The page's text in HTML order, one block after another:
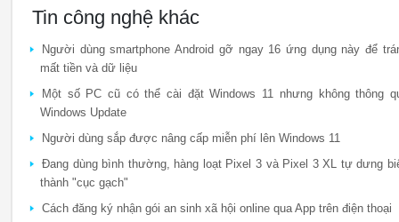
Tin công nghệ khác
Người dùng smartphone Android gỡ ngay 16 ứng dụng này để
mất tiền và dữ liệu
Một số PC cũ có thể cài đặt Windows 11 nhưng không thông
Windows Update
Người dùng sắp được nâng cấp miễn phí lên Windows 11
Đang dùng bình thường, hàng loạt Pixel 3 và Pixel 3 XL tự dưng
thành "cục gạch"
Cách đăng ký nhận gói an sinh xã hội online qua App trên điện thoại